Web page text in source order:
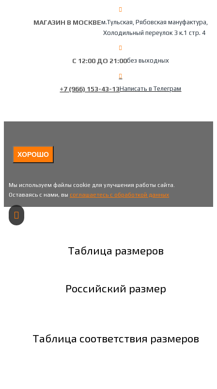
МАГАЗИН В МОСКВЕм.Тульская, Рябовская мануфактура,
Холодильный переулок 3 к.1 стр. 4
С 12:00 ДО 21:00без выходных
+7 (966) 153-43-13Написать в Телеграм
ХОРОШО
Мы используем файлы cookie для улучшения работы сайта.
Оставаясь с нами, вы соглашаетесь с обработкой данных
Таблица размеров
Российский размер
Таблица соответствия размеров